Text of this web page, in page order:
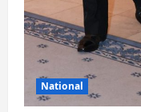
National